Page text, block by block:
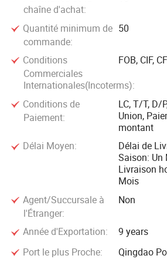
pont entre vous et l'industrie de
chaîne d'achat:
Quantité minimum de
commande:
50
Conditions
Commerciales
Internationales(Incoterms):
FOB, CIF,
Conditions de
Paiement:
LC, T/T, D/
Union,
montant
Délai Moyen:
Délai de
Saison: Un
Livraison
Mois
Agent/Succursale à
l'Étranger:
Non
Année d'Exportation:
9 years
Port le plus Proche:
Qingdao